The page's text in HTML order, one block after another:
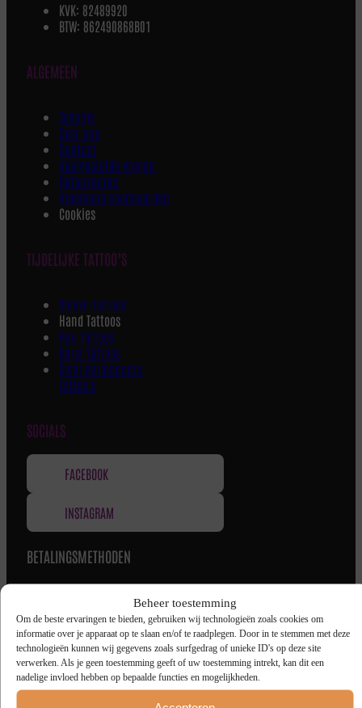
Beheer toestemming
Om de beste ervaringen te bieden, gebruiken wij technologieën zoals cookies om
informatie over je apparaat op te slaan en/of te raadplegen. Door in te stemmen met deze
technologieën kunnen wij gegevens zoals surfgedrag of unieke ID's op deze site
verwerken. Als je geen toestemming geeft of uw toestemming intrekt, kan dit een
nadelige invloed hebben op bepaalde functies en mogelijkheden.
KVK: 82489920
BTW: 862490868B01
ALGEMEEN
Zakelijk
Over ons
Contact
Veelgestelde vragen
Retourneren
Algemene voorwaarden
Cookies
TIJDELIJKE TATTOO’S
Sleeve Tattoos
Hand Tattoos
Rug Tattoos
Borst Tattoos
Semi permanente
tattoo's
SOCIALS
FACEBOOK
INSTAGRAM
BETALINGSMETHODEN